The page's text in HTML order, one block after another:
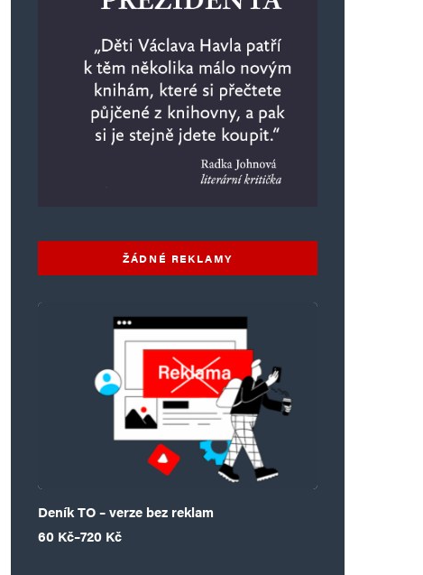
ŽÁDNÉ REKLAMY
Deník TO – verze bez reklam
60 Kč–720 Kč
Rozpětí cen: 60 Kč až 720 Kč